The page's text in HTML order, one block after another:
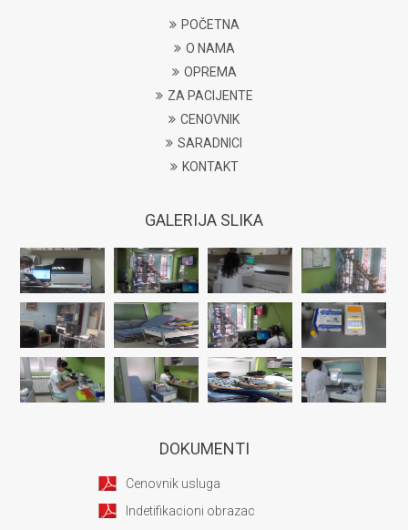
POČETNA
O NAMA
OPREMA
ZA PACIJENTE
CENOVNIK
SARADNICI
KONTAKT
GALERIJA SLIKA
DOKUMENTI
Cenovnik usluga
Indetifikacioni obrazac